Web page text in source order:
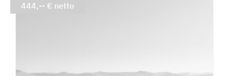
444,-- € netto